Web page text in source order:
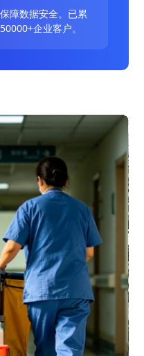
障数据安全。已累
企业客户。